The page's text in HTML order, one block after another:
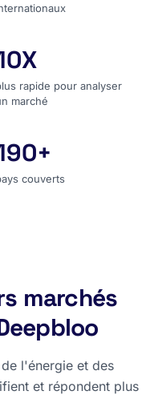
rapide pour analyser
rapide pour analyser
marché
couverts
couverts
marchés
l'énergie et des
et répondent plus